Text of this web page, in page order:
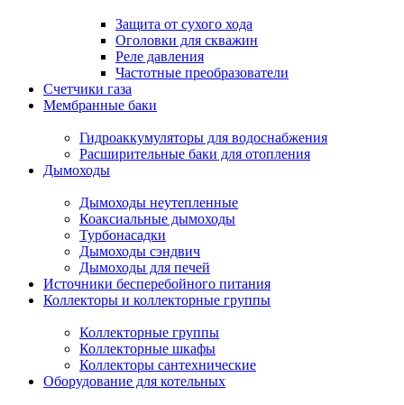
Защита от сухого хода
Оголовки для скважин
Реле давления
Частотные преобразователи
Счетчики газа
Мембранные баки
Гидроаккумуляторы для водоснабжения
Расширительные баки для отопления
Дымоходы
Дымоходы неутепленные
Коаксиальные дымоходы
Турбонасадки
Дымоходы сэндвич
Дымоходы для печей
Источники бесперебойного питания
Коллекторы и коллекторные группы
Коллекторные группы
Коллекторные шкафы
Коллекторы сантехнические
Оборудование для котельных